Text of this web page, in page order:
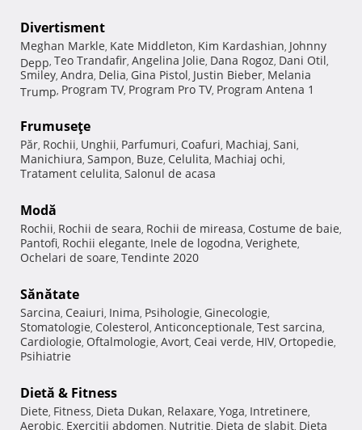
Divertisment
Meghan Markle, Kate Middleton, Kim Kardashian, Johnny
Depp, Teo Trandafir, Angelina Jolie, Dana Rogoz, Dani Otil,
Smiley, Andra, Delia, Gina Pistol, Justin Bieber, Melania
Trump, Program TV, Program Pro TV, Program Antena 1
Frumuseţe
Păr, Rochii, Unghii, Parfumuri, Coafuri, Machiaj, Sani,
Manichiura, Sampon, Buze, Celulita, Machiaj ochi,
Tratament celulita, Salonul de acasa
Modă
Rochii, Rochii de seara, Rochii de mireasa, Costume de baie,
Pantofi, Rochii elegante, Inele de logodna, Verighete,
Ochelari de soare, Tendinte 2020
Sănătate
Sarcina, Ceaiuri, Inima, Psihologie, Ginecologie,
Stomatologie, Colesterol, Anticonceptionale, Test sarcina,
Cardiologie, Oftalmologie, Avort, Ceai verde, HIV, Ortopedie,
Psihiatrie
Dietă & Fitness
Diete, Fitness, Dieta Dukan, Relaxare, Yoga, Intretinere,
Aerobic, Exercitii abdomen, Nutritie, Dieta de slabit, Dieta